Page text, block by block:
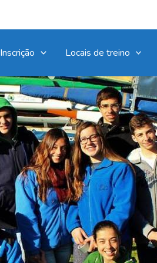
Inscrição Locais de treino